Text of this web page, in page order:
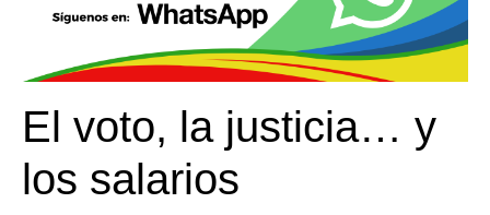
El voto, la justicia… y
los salarios